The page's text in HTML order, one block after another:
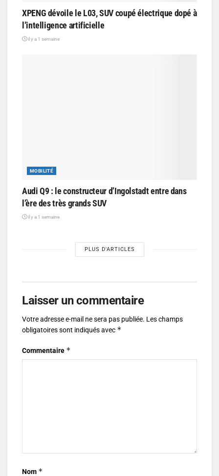
XPENG dévoile le L03, SUV coupé électrique dopé à
l’intelligence artificielle
il y a 1 semaine
MOBILITÉ
Audi Q9 : le constructeur d’Ingolstadt entre dans
l’ère des très grands SUV
il y a 1 semaine
PLUS D'ARTICLES
Laisser un commentaire
Votre adresse e-mail ne sera pas publiée. Les champs
obligatoires sont indiqués avec *
Commentaire *
Nom *